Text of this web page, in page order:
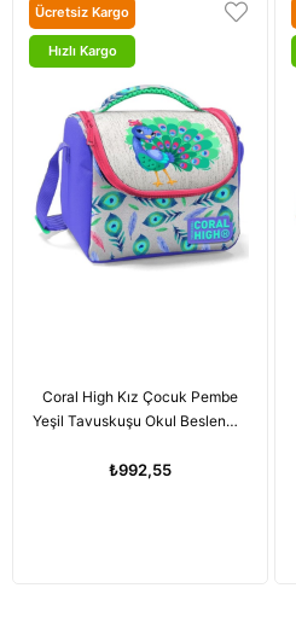
Coral High Kız Çocuk Pembe
Yeşil Tavuskuşu Okul Beslenme
₺992,55
Ücretsiz Kargo
Hızlı Kargo